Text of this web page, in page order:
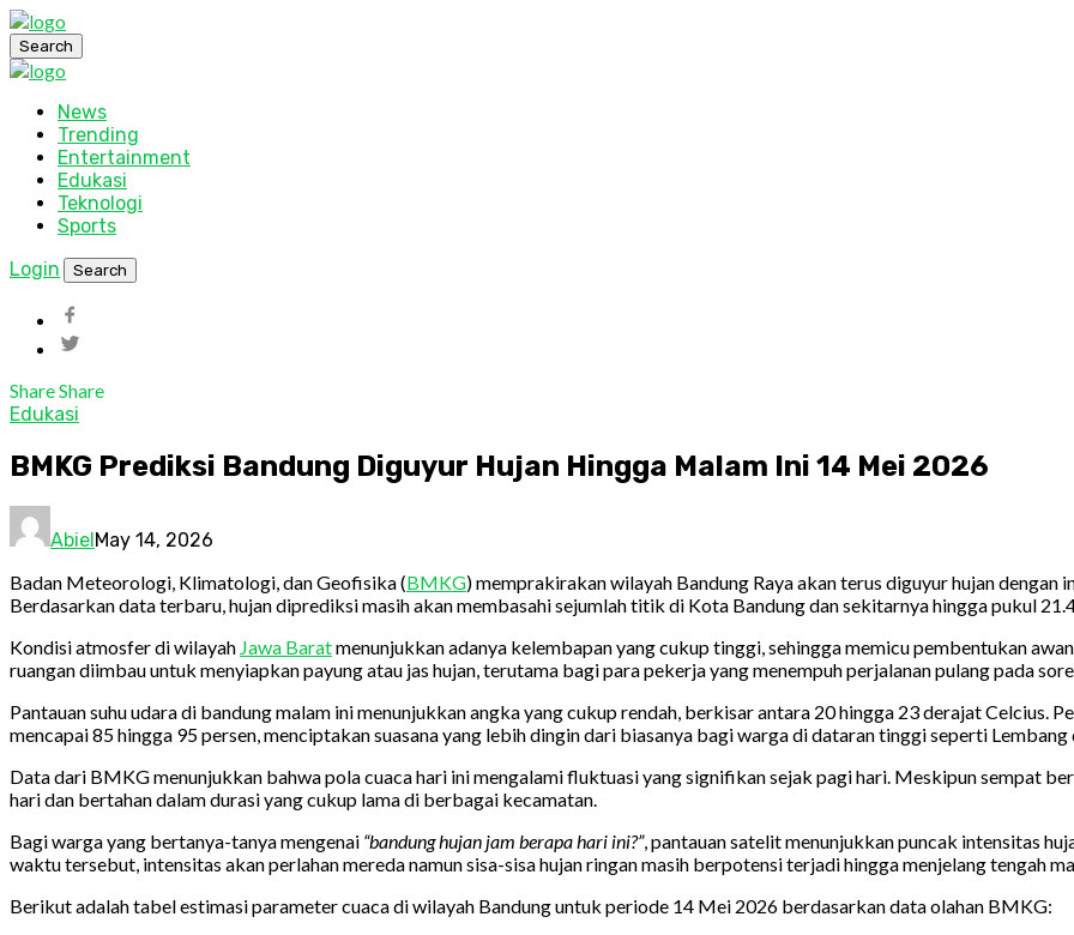
Search
News
Trending
Entertainment
Edukasi
Teknologi
Sports
Login
Search
ShareShare
Edukasi
BMKG Prediksi Bandung Diguyur Hujan Hingga Malam Ini 14 Mei 2026
Abiel May 14, 2026
Badan Meteorologi, Klimatologi, dan Geofisika (BMKG) memprakirakan wilayah Bandung Raya akan terus diguyur hujan
Berdasarkan data terbaru, hujan diprediksi masih akan membasahi sejumlah titik di Kota Bandung dan sekitarnya hingga pukul
Kondisi atmosfer di wilayah Jawa Baratmenunjukkan adanya kelembapan yang cukup tinggi, sehingga memicu pembentukan
ruangan diimbau untuk menyiapkan payung atau jas hujan, terutama bagi para pekerja yang menempuh perjalanan pulang pada
Pantauan suhu udara di bandung malam ini menunjukkan angka yang cukup rendah, berkisar antara 20 hingga 23 derajat Celcius.
mencapai 85 hingga 95 persen, menciptakan suasana yang lebih dingin dari biasanya bagi warga di dataran tinggi seperti Lembang
Data dari BMKG menunjukkan bahwa pola cuaca hari ini mengalami fluktuasi yang signifikan sejak pagi hari. Meskipun sempat
hari dan bertahan dalam durasi yang cukup lama di berbagai kecamatan.
Bagi warga yang bertanya-tanya mengenai “bandung hujan jam berapa hari ini?”, pantauan satelit menunjukkan puncak intensitas
waktu tersebut, intensitas akan perlahan mereda namun sisa-sisa hujan ringan masih berpotensi terjadi hingga menjelang tengah
Berikut adalah tabel estimasi parameter cuaca di wilayah Bandung untuk periode 14 Mei 2026 berdasarkan data olahan BMKG: